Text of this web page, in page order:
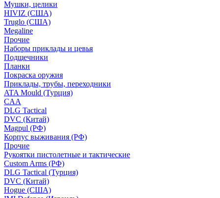
Мушки, целики
HIVIZ (США)
Truglo (США)
Megaline
Прочие
Наборы приклады и цевья
Подщечники
Планки
Покраска оружия
Приклады, трубы, переходники
ATA Mould (Турция)
CAA
DLG Tactical
DVC (Китай)
Magpul (РФ)
Корпус выживания (РФ)
Прочие
Рукоятки пистолетные и тактические
Custom Arms (РФ)
DLG Tactical (Турция)
DVC (Китай)
Hogue (США)